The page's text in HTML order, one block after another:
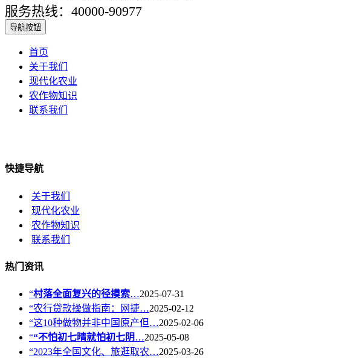
服务热线：40000-90977
导航按钮
首页
关于我们
现代化农业
农作物知识
联系我们
快捷导航
关于我们
现代化农业
农作物知识
联系我们
热门资讯
“村落全面复兴的径摸索…2025-07-31
“农行贷款操做指南：网捷…2025-02-12
“这10种做物并非中国原产但…2025-02-06
““不怕初七晴就怕初七阴…2025-05-08
“2023年全国文化、旅逛取农…2025-03-26